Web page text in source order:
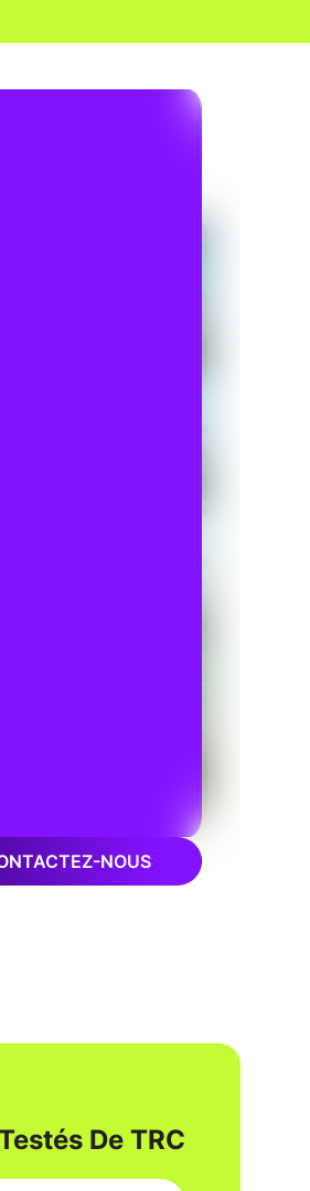
NOUS
De TRC